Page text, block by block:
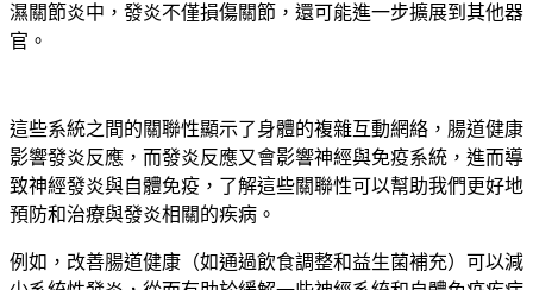
濕關節炎中，發炎不僅損傷關節，還可能進一步擴展到其他器
官。
這些系統之間的關聯性顯示了身體的複雜互動網絡，腸道健康
影響發炎反應，而發炎反應又會影響神經與免疫系統，進而導
致神經發炎與自體免疫，了解這些關聯性可以幫助我們更好地
預防和治療與發炎相關的疾病。
例如，改善腸道健康（如通過飲食調整和益生菌補充）可以減